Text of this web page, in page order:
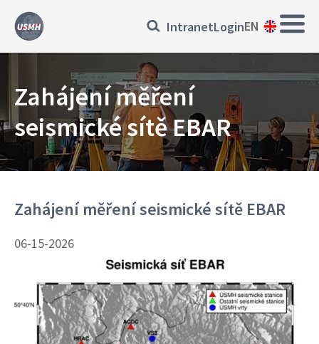
Skip
Main
EN
Přihlásit
se
IntranetLoginEN
Zahájení měření
seismické sítě EBAR
Zahájení měření seismické sítě EBAR
06-15-2026